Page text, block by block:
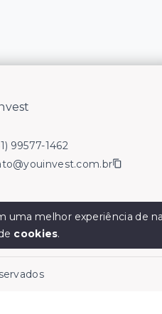
99577-1462
uma melhor experiência de
cookies.